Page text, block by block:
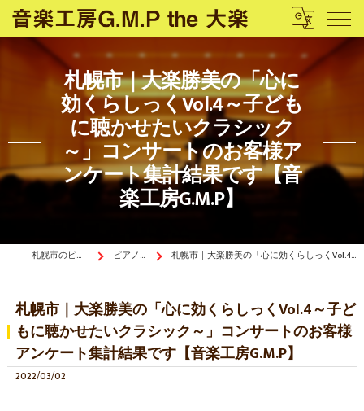
札幌市｜大楽勝美の「心に
効くらしっくVol.4～子ども
に聴かせたいクラシック
～」コンサートのお客様ア
ンケート集計結果です【音
楽工房G.M.P】
札幌市のピアノ教室は音楽工房G.M.P the 大楽 ピアノぴあ〜の《ブログ》 札幌市｜大楽勝美の「心に効くらしっくVol.4～子どもに聴かせたいクラシック～」コンサートのお客様アンケート集計結果です【音楽工房G.M.P】
札幌市｜大楽勝美の「心に効くらしっくVol.4～子ど
もに聴かせたいクラシック～」コンサートのお客様
アンケート集計結果です【音楽工房G.M.P】
2022/03/02